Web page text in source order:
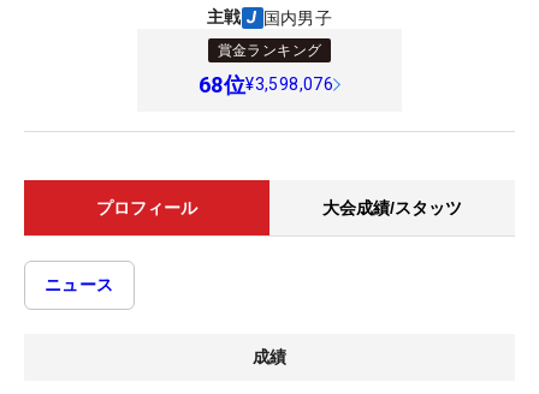
主戦 国内男子
賞金ランキング
68位¥3,598,076
プロフィール 大会成績/スタッツ
ニュース
成績